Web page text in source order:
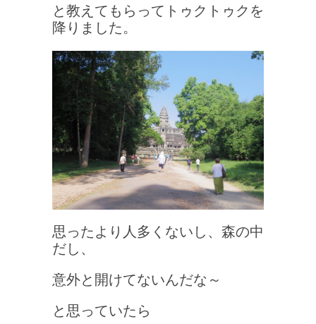
と教えてもらってトゥクトゥクを
降りました。
思ったより人多くないし、森の中
だし、
意外と開けてないんだな～
と思っていたら